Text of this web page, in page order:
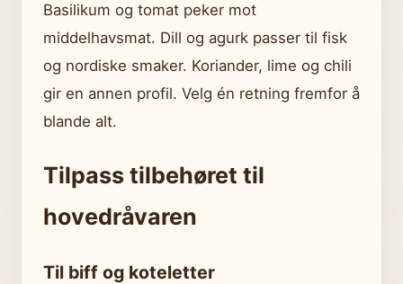
Basilikum og tomat peker mot
middelhavsmat. Dill og agurk passer til fisk
og nordiske smaker. Koriander, lime og chili
gir en annen profil. Velg én retning fremfor å
blande alt.
Tilpass tilbehøret til
hovedråvaren
Til biff og koteletter